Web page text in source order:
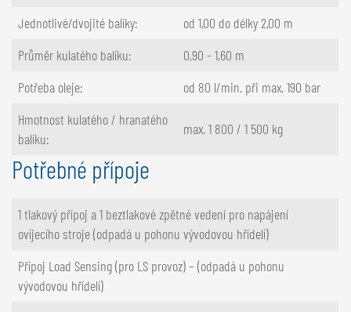
Jednotlivé/dvojité balíky:
od 1,00 do délky 2,00 m
Průměr kulatého balíku:
0,90 - 1,60 m
Potřeba oleje:
od 80 l/min. při max. 190 bar
Hmotnost kulatého / hranatého
balíku:
max. 1 800 / 1 500 kg
Potřebné přípoje
1 tlakový přípoj a 1 beztlakové zpětné vedení pro napájení
ovíjecího stroje (odpadá u pohonu vývodovou hřídelí)
Přípoj Load Sensing (pro LS provoz) – (odpadá u pohonu
vývodovou hřídelí)